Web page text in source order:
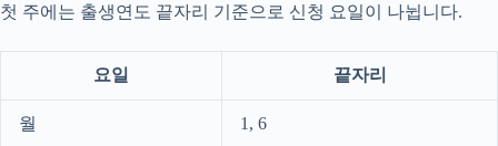
첫 주에는 출생연도 끝자리 기준으로 신청 요일이 나뉩니다.
요일 끝자리
월 1, 6